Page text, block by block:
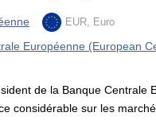
EUR, Euro
Européenne (European
de la Banque Centrale
considérable sur les